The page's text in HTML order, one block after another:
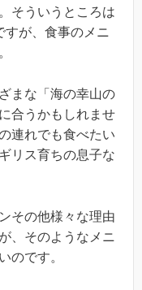
そういうところは
すが、食事のメニ
まな「海の幸山の
合うかもしれませ
連れでも食べたい
リス育ちの息子な
その他様々な理由
、そのようなメニ
のです。